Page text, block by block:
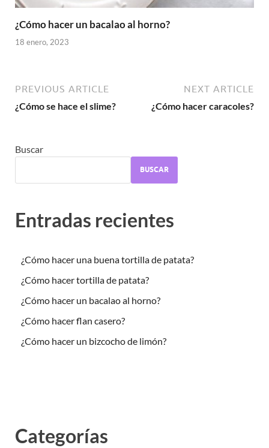
¿Cómo hacer un bacalao al horno?
18 enero, 2023
PREVIOUS ARTICLE
¿Cómo se hace el slime?
NEXT ARTICLE
¿Cómo hacer caracoles?
Buscar
BUSCAR
Entradas recientes
¿Cómo hacer una buena tortilla de patata?
¿Cómo hacer tortilla de patata?
¿Cómo hacer un bacalao al horno?
¿Cómo hacer flan casero?
¿Cómo hacer un bizcocho de limón?
Categorías